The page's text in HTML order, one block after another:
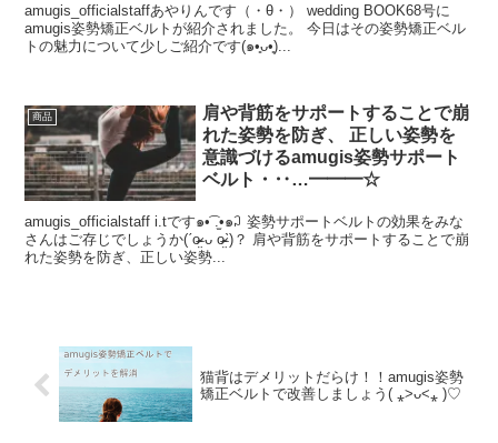
amugis_officialstaffあやりんです（・θ・） wedding BOOK68号に
amugis姿勢矯正ベルトが紹介されました。 今日はその姿勢矯正ベル
トの魅力について少しご紹介です(๑•͈ᴗ•͈)...
商品
肩や背筋をサポートすることで崩
れた姿勢を防ぎ、 正しい姿勢を
意識づけるamugis姿勢サポート
ベルト・‥…━━━☆
amugis_officialstaff i.tです๑•͡ .̫•๑꒜ 姿勢サポートベルトの効果をみな
さんはご存じでしょうか(ˊo̴̶̷̤ ᴗ o̴̶̷̤ˋ)？ 肩や背筋をサポートすることで崩
れた姿勢を防ぎ、正しい姿勢...
猫背はデメリットだらけ！！amugis姿勢
矯正ベルトで改善しましょう( ⁎˃ᴗ˂⁎ )♡